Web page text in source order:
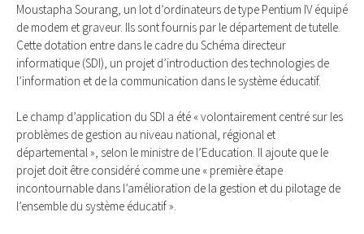
Moustapha Sourang, un lot d’ordinateurs de type Pentium IV équipé
de modem et graveur. Ils sont fournis par le département de tutelle.
Cette dotation entre dans le cadre du Schéma directeur
informatique (SDI), un projet d’introduction des technologies de
l’information et de la communication dans le système éducatif.
Le champ d’application du SDI a été « volontairement centré sur les
problèmes de gestion au niveau national, régional et
départemental », selon le ministre de l’Education. Il ajoute que le
projet doit être considéré comme une « première étape
incontournable dans l’amélioration de la gestion et du pilotage de
l’ensemble du système éducatif ».